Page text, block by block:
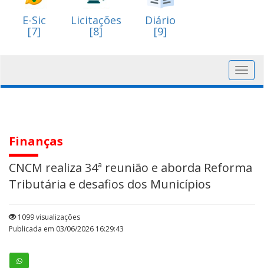
E-Sic
[7]
Licitações
[8]
Diário
[9]
Finanças
CNCM realiza 34ª reunião e aborda Reforma
Tributária e desafios dos Municípios
1099 visualizações
Publicada em 03/06/2026 16:29:43